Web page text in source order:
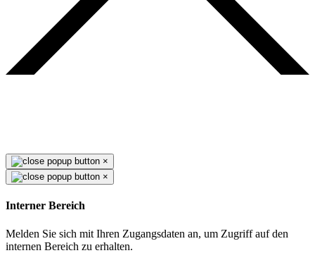
×
×
Interner Bereich
Melden Sie sich mit Ihren Zugangsdaten an, um Zugriff auf den
internen Bereich zu erhalten.